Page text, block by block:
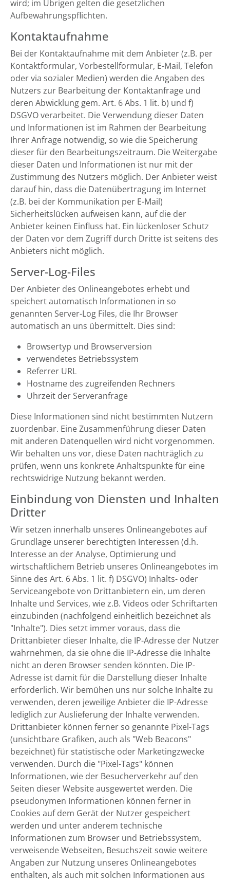
wird; im Übrigen gelten die gesetzlichen
Aufbewahrungspflichten.
Kontaktaufnahme
Bei der Kontaktaufnahme mit dem Anbieter (z.B. per
Kontaktformular, Vorbestellformular, E-Mail, Telefon
oder via sozialer Medien) werden die Angaben des
Nutzers zur Bearbeitung der Kontaktanfrage und
deren Abwicklung gem. Art. 6 Abs. 1 lit. b) und f)
DSGVO verarbeitet. Die Verwendung dieser Daten
und Informationen ist im Rahmen der Bearbeitung
Ihrer Anfrage notwendig, so wie die Speicherung
dieser für den Bearbeitungszeitraum. Die Weitergabe
dieser Daten und Informationen ist nur mit der
Zustimmung des Nutzers möglich. Der Anbieter weist
darauf hin, dass die Datenübertragung im Internet
(z.B. bei der Kommunikation per E-Mail)
Sicherheitslücken aufweisen kann, auf die der
Anbieter keinen Einfluss hat. Ein lückenloser Schutz
der Daten vor dem Zugriff durch Dritte ist seitens des
Anbieters nicht möglich.
Server-Log-Files
Der Anbieter des Onlineangebotes erhebt und
speichert automatisch Informationen in so
genannten Server-Log Files, die Ihr Browser
automatisch an uns übermittelt. Dies sind:
Browsertyp und Browserversion
verwendetes Betriebssystem
Referrer URL
Hostname des zugreifenden Rechners
Uhrzeit der Serveranfrage
Diese Informationen sind nicht bestimmten Nutzern
zuordenbar. Eine Zusammenführung dieser Daten
mit anderen Datenquellen wird nicht vorgenommen.
Wir behalten uns vor, diese Daten nachträglich zu
prüfen, wenn uns konkrete Anhaltspunkte für eine
rechtswidrige Nutzung bekannt werden.
Einbindung von Diensten und Inhalten
Dritter
Wir setzen innerhalb unseres Onlineangebotes auf
Grundlage unserer berechtigten Interessen (d.h.
Interesse an der Analyse, Optimierung und
wirtschaftlichem Betrieb unseres Onlineangebotes im
Sinne des Art. 6 Abs. 1 lit. f) DSGVO) Inhalts- oder
Serviceangebote von Drittanbietern ein, um deren
Inhalte und Services, wie z.B. Videos oder Schriftarten
einzubinden (nachfolgend einheitlich bezeichnet als
"Inhalte"). Dies setzt immer voraus, dass die
Drittanbieter dieser Inhalte, die IP-Adresse der Nutzer
wahrnehmen, da sie ohne die IP-Adresse die Inhalte
nicht an deren Browser senden könnten. Die IP-
Adresse ist damit für die Darstellung dieser Inhalte
erforderlich. Wir bemühen uns nur solche Inhalte zu
verwenden, deren jeweilige Anbieter die IP-Adresse
lediglich zur Auslieferung der Inhalte verwenden.
Drittanbieter können ferner so genannte Pixel-Tags
(unsichtbare Grafiken, auch als "Web Beacons"
bezeichnet) für statistische oder Marketingzwecke
verwenden. Durch die "Pixel-Tags" können
Informationen, wie der Besucherverkehr auf den
Seiten dieser Website ausgewertet werden. Die
pseudonymen Informationen können ferner in
Cookies auf dem Gerät der Nutzer gespeichert
werden und unter anderem technische
Informationen zum Browser und Betriebssystem,
verweisende Webseiten, Besuchszeit sowie weitere
Angaben zur Nutzung unseres Onlineangebotes
enthalten, als auch mit solchen Informationen aus